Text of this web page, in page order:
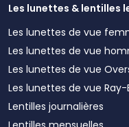
Les lunettes & lentilles
Les lunettes de vue
Les lunettes de vue
Les lunettes de vue
Les lunettes de vue Ray-
Lentilles journalières